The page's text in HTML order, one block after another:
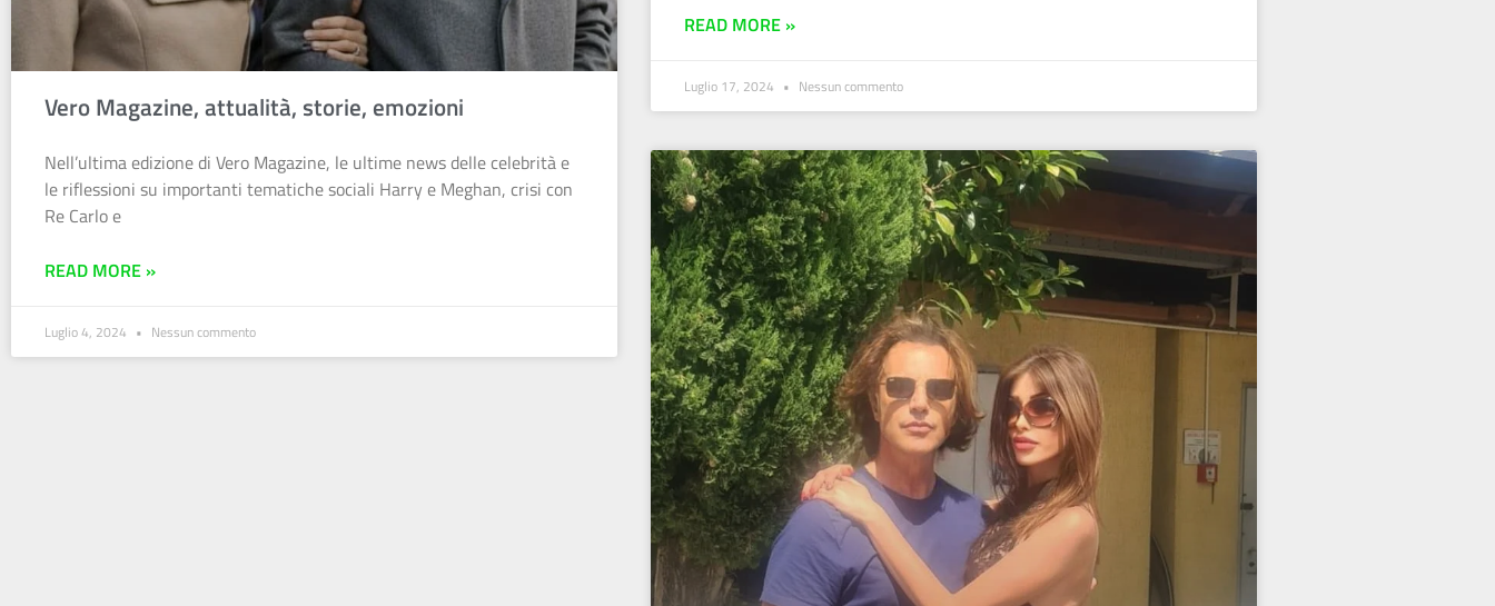
READ MORE »
Luglio 17, 2024 Nessun commento
Vero Magazine, attualità, storie, emozioni
Nell’ultima edizione di Vero Magazine, le ultime news delle celebrità e
le riflessioni su importanti tematiche sociali Harry e Meghan, crisi con
Re Carlo e
READ MORE »
Luglio 4, 2024 Nessun commento